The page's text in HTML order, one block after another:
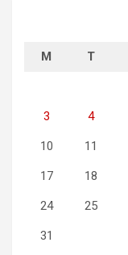
M T
3 4
10 11
17 18
24 25
31